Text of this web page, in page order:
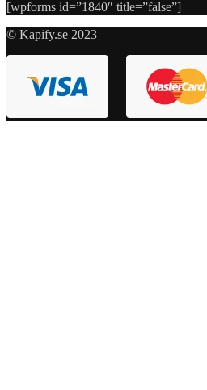
[wpforms id=”1840″ title=”false”]
© Kapify.se 2023